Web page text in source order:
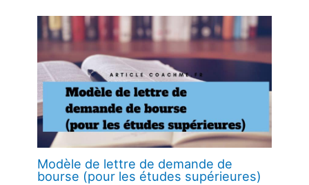
Modèle de lettre de demande de
bourse (pour les études supérieures)